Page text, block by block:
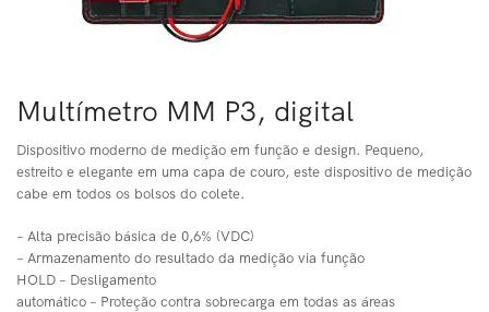
Multímetro MM P3, digital
Dispositivo moderno de medição em função e design. Pequeno,
estreito e elegante em uma capa de couro, este dispositivo de medição
cabe em todos os bolsos do colete.
– Alta precisão básica de 0,6% (VDC)
– Armazenamento do resultado da medição via função
HOLD – Desligamento
automático – Proteção contra sobrecarga em todas as áreas